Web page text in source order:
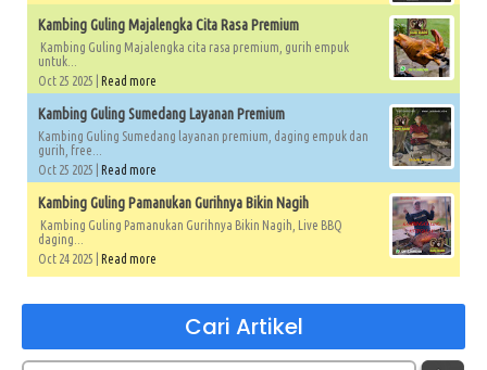
Kambing Guling Majalengka Cita Rasa Premium
Kambing Guling Majalengka cita rasa premium, gurih empuk
untuk...
Oct 25 2025 | Read more
Kambing Guling Sumedang Layanan Premium
Kambing Guling Sumedang layanan premium, daging empuk dan
gurih, free...
Oct 25 2025 | Read more
Kambing Guling Pamanukan Gurihnya Bikin Nagih
Kambing Guling Pamanukan Gurihnya Bikin Nagih, Live BBQ
daging...
Oct 24 2025 | Read more
Cari Artikel